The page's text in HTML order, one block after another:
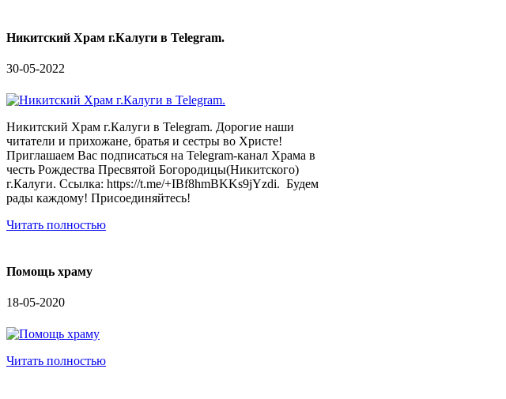
Никитский Храм г.Калуги в Telegram.
30-05-2022
Никитский Храм г.Калуги в Telegram. Дорогие наши
читатели и прихожане, братья и сестры во Христе!
Приглашаем Вас подписаться на Telegram-канал Храма в
честь Рождества Пресвятой Богородицы(Никитского)
г.Калуги. Ссылка: https://t.me/+IBf8hmBKKs9jYzdi. Будем
рады каждому! Присоединяйтесь!
Читать полностью
Помощь храму
18-05-2020
Читать полностью